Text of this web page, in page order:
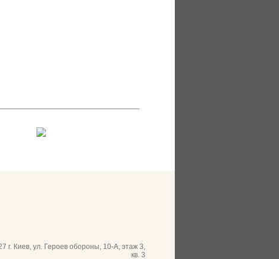
г. Киев, ул. Героев обороны, 10-А, этаж 3,
кв. 3